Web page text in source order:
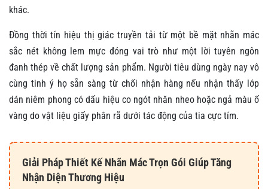
khác.
Đồng thời tín hiệu thị giác truyền tải từ một bề mặt nhãn mác
sắc nét không lem mực đóng vai trò như một lời tuyên ngôn
đanh thép về chất lượng sản phẩm. Người tiêu dùng ngày nay vô
cùng tinh ý họ sẵn sàng từ chối nhận hàng nếu nhận thấy lớp
dán niêm phong có dấu hiệu co ngót nhăn nheo hoặc ngả màu ố
vàng do vật liệu giấy phân rã dưới tác động của tia cực tím.
Giải Pháp Thiết Kế Nhãn Mác Trọn Gói Giúp Tăng
Nhận Diện Thương Hiệu